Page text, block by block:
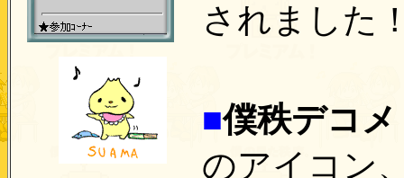
されました
■僕秩デコメ
のアイコン